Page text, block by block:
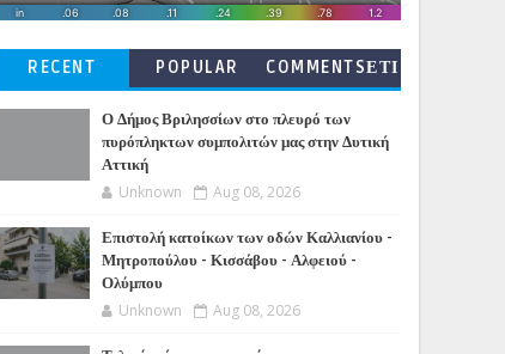
RECENT POPULAR
COMMENTSΕΤΙ
Ο Δήμος Βριλησσίων στο πλευρό των
πυρόπληκτων συμπολιτών μας στην Δυτική
Αττική
Unknown Aug 08, 2026
Επιστολή κατοίκων των οδών Καλλιανίου -
Μητροπούλου - Κισσάβου - Αλφειού -
Ολύμπου
Unknown Aug 08, 2026